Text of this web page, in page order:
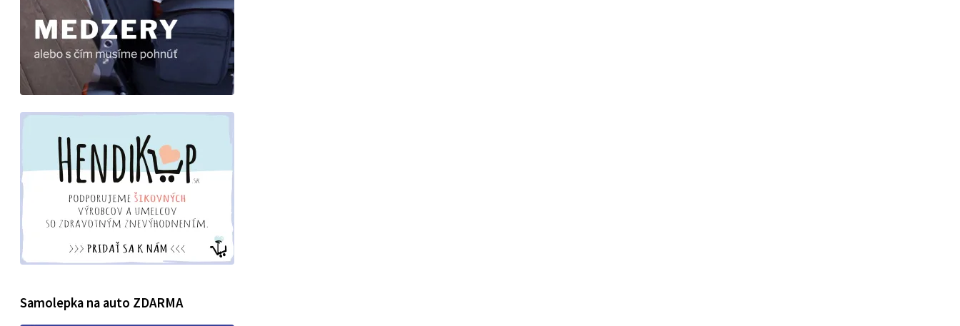
Samolepka na auto ZDARMA